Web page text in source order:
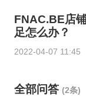
FNAC.BE店
足怎么办？
2022-04-07 11:45
全部问答 (2条)